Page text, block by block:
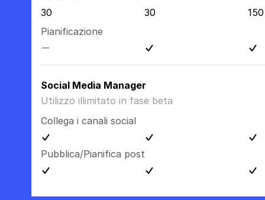
30
30
150
Pianificazione
Social Media Manager
Utilizzo illimitato in fase beta
Collega i canali social
Pubblica/Pianifica post